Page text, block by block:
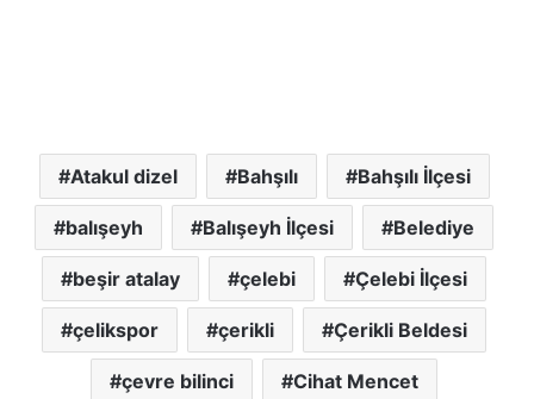
Atakul dizel Bahşılı Bahşılı İlçesi
balışeyh Balışeyh İlçesi Belediye
beşir atalay çelebi Çelebi İlçesi
çelikspor çerikli Çerikli Beldesi
çevre bilinci Cihat Mencet